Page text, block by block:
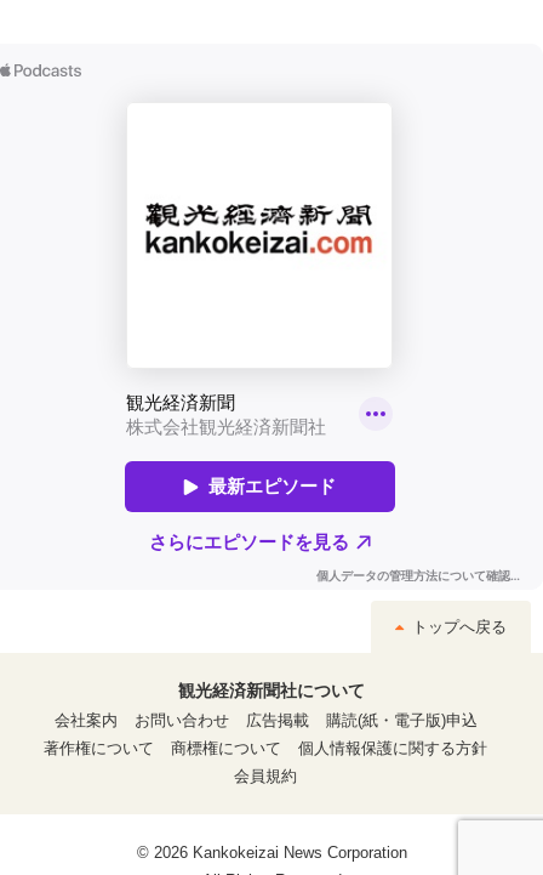
トップへ戻る
観光経済新聞社について
会社案内
お問い合わせ 広告掲載
購読(紙・電子版)申込
著作権について
商標権について
個人情報保護に関する方針
会員規約
© 2026 Kankokeizai News Corporation